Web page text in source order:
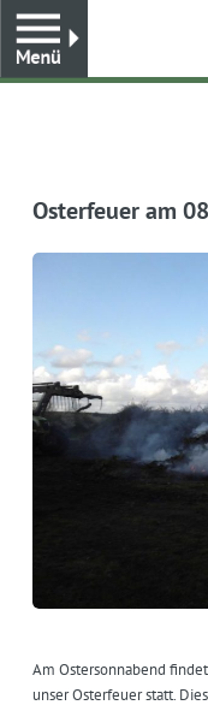
Osterfeuer am
Am Ostersonnabend
unser Osterfeuer statt.